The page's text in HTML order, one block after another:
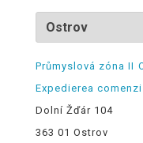
Průmyslová zóna II
Expedierea
Dolní Žďár 104
363 01 Ostrov